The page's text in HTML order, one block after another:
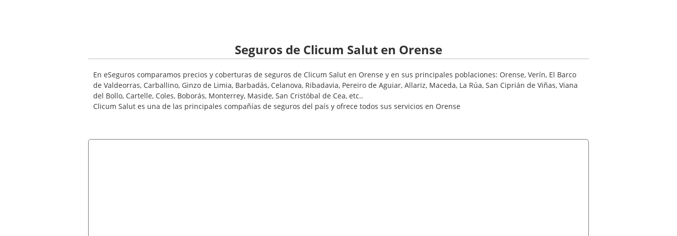
Seguros de Clicum Salut en Orense
En eSeguros comparamos precios y coberturas de seguros de Clicum Salut en Orense y en sus principales poblaciones: Orense, Verín, El Barco
de Valdeorras, Carballino, Ginzo de Limia, Barbadás, Celanova, Ribadavia, Pereiro de Aguiar, Allariz, Maceda, La Rúa, San Ciprián de Viñas, Viana
del Bollo, Cartelle, Coles, Boborás, Monterrey, Maside, San Cristóbal de Cea, etc..
Clicum Salut es una de las principales compañías de seguros del país y ofrece todos sus servicios en Orense